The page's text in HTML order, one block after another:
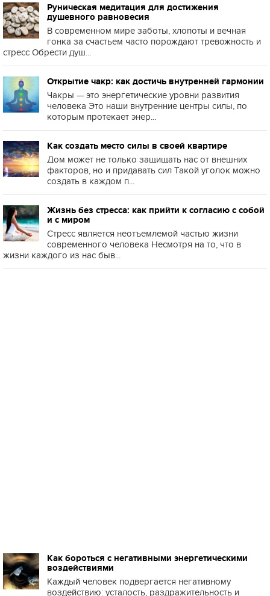
Руническая медитация для достижения
душевного равновесия
В современном мире заботы, хлопоты и вечная
гонка за счастьем часто порождают тревожность и
стресс Обрести душ...
Открытие чакр: как достичь внутренней гармонии
Чакры — это энергетические уровни развития
человека Это наши внутренние центры силы, по
которым протекает энер...
Как создать место силы в своей квартире
Дом может не только защищать нас от внешних
факторов, но и придавать сил Такой уголок можно
создать в каждом п...
Жизнь без стресса: как прийти к согласию с собой
и с миром
Стресс является неотъемлемой частью жизни
современного человека Несмотря на то, что в
жизни каждого из нас быв...
Как бороться с негативными энергетическими
воздействиями
Каждый человек подвергается негативному
воздействию: усталость, раздражительность и